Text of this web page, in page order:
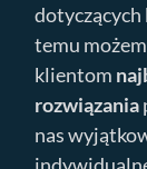
temu
klientom
rozwiązania
nas